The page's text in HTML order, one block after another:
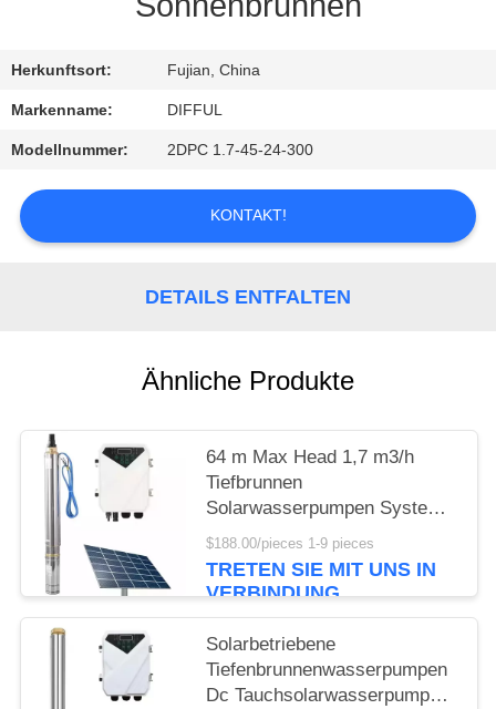
Herkunftsort: Fujian, China
Markenname: DIFFUL
Modellnummer: 2DPC 1.7-45-24-300
KONTAKT!
DETAILS ENTFALTEN
Ähnliche Produkte
64 m Max Head 1,7 m3/h
Tiefbrunnen
Solarwasserpumpen System
Tauchwasserpumpen Dc
Solarwasserpumpen Komplett
$188.00/pieces 1-9 pieces
TRETEN SIE MIT UNS IN
VERBINDUNG
Solarbetriebene
Tiefenbrunnenwasserpumpen
Dc Tauchsolarwasserpumpe